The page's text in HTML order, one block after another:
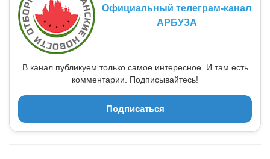
Официальный телеграм-канал
АРБУЗА
В канал публикуем только самое интересное. И там есть
комментарии. Подписывайтесь!
Подписаться